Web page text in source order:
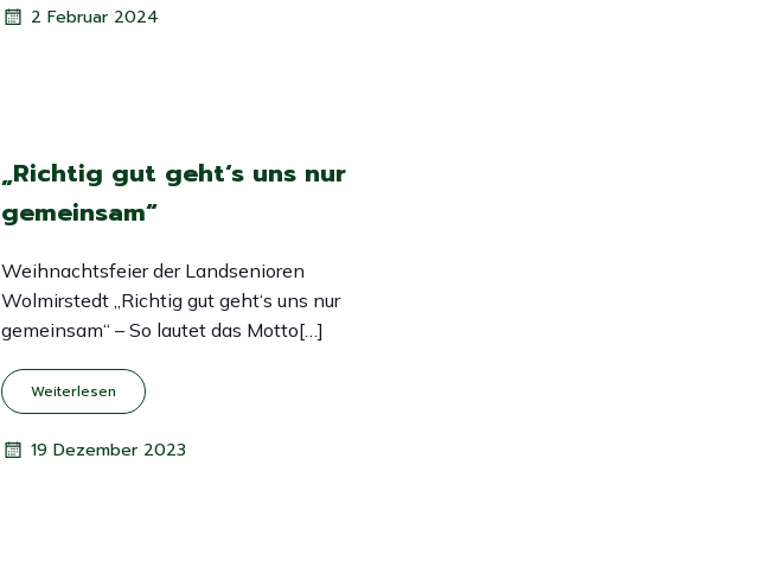
2 Februar 2024
„Richtig gut geht‘s uns nur
gemeinsam“
Weihnachtsfeier der Landsenioren
Wolmirstedt „Richtig gut geht‘s uns nur
gemeinsam“ – So lautet das Motto[…]
Weiterlesen
19 Dezember 2023